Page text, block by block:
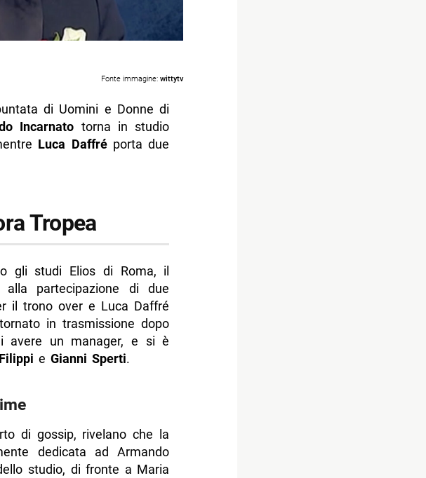
Fonte immagine: wittytv
di Uomini e Donne di
Incarnato torna in studio
Luca Daffréporta due
Tropea
gli studi Elios di Roma, il
partecipazione di due
il trono over e Luca Daffré
in trasmissione dopo
avere un manager, e si è
e Gianni Sperti.
di gossip, rivelano che la
dedicata ad Armando
studio, di fronte a Maria